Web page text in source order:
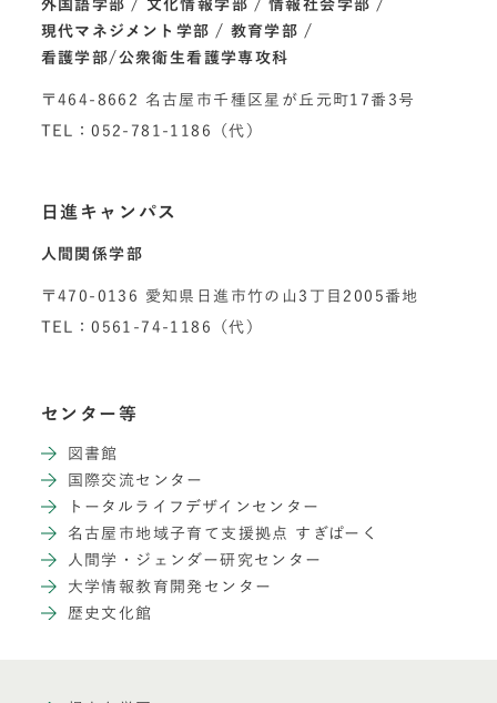
外国語学部
文化情報学部
情報社会学部
現代マネジメント学部
教育学部
看護学部/公衆衛生看護学専攻科
〒464-8662 名古屋市千種区星が丘元町17番3号
TEL：052-781-1186（代）
日進キャンパス
人間関係学部
〒470-0136 愛知県日進市竹の山3丁目2005番地
TEL：0561-74-1186（代）
センター等
図書館
国際交流センター
トータルライフデザインセンター
名古屋市地域子育て支援拠点 すぎぱーく
人間学・ジェンダー研究センター
大学情報教育開発センター
歴史文化館